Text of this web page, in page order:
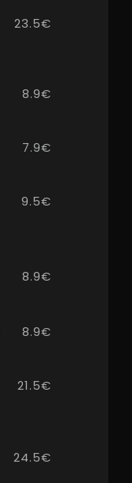
23.5€
8.9€
7.9€
9.5€
8.9€
8.9€
21.5€
24.5€